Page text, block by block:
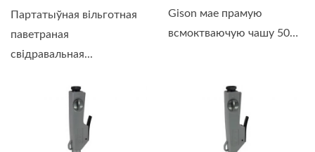
Партатыўная вільготная
паветраная
свідравальная...
Gison мае прамую
всмоктваючую чашу 50